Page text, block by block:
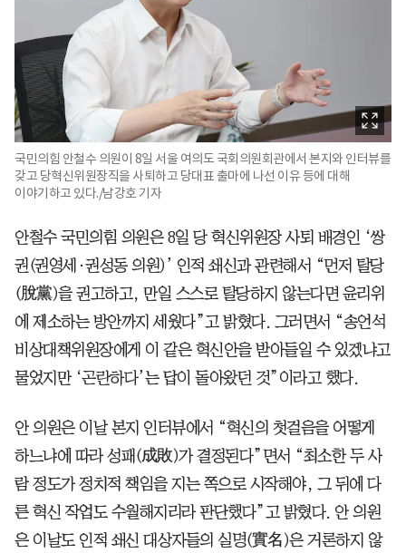
국민의힘 안철수 의원이 8일 서울 여의도 국회의원회관에서 본지와 인터뷰를
갖고 당혁신위원장직을 사퇴하고 당대표 출마에 나선 이유 등에 대해
이야기하고 있다./남강호 기자
안철수 국민의힘 의원은 8일 당 혁신위원장 사퇴 배경인 ‘쌍
권(권영세·권성동 의원)’ 인적 쇄신과 관련해서 “먼저 탈당
(脫黨)을 권고하고, 만일 스스로 탈당하지 않는다면 윤리위
에 제소하는 방안까지 세웠다”고 밝혔다. 그러면서 “송언석
비상대책위원장에게 이 같은 혁신안을 받아들일 수 있겠냐고
물었지만 ‘곤란하다’는 답이 돌아왔던 것”이라고 했다.
안 의원은 이날 본지 인터뷰에서 “혁신의 첫걸음을 어떻게
하느냐에 따라 성패(成敗)가 결정된다”면서 “최소한 두 사
람 정도가 정치적 책임을 지는 쪽으로 시작해야, 그 뒤에 다
른 혁신 작업도 수월해지리라 판단했다”고 밝혔다. 안 의원
은 이날도 인적 쇄신 대상자들의 실명(實名)은 거론하지 않